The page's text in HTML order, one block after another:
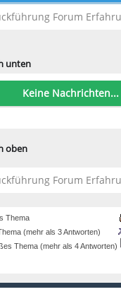
Forum
unten
Keine Nachrichten...
oben
Forum
Thema
(mehr als 3 Antworten)
Thema (mehr als 4 Antworten)